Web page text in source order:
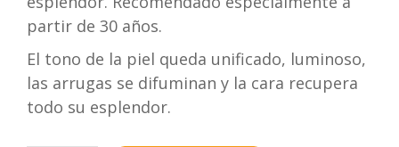
partir de 30 años.
El tono de la piel queda unificado, luminoso,
las arrugas se difuminan y la cara recupera
todo su esplendor.